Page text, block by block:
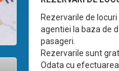
Rezervarile de
agentiei la baza de
pasageri.
Rezervarile sunt
Odata cu